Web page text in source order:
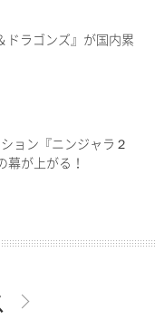
ドラゴンズ』が国内累
ョン『ニンジャラ２
幕が上がる！